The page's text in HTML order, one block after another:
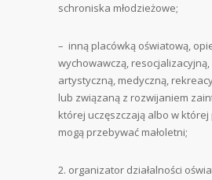
schroniska młodzieżowe;
– inną placówką oświatową,
wychowawczą,
artystyczną, medyczną,
lub związaną z rozwijaniem
której uczęszczają albo w
mogą przebywać małoletni;
2. organizator działalności